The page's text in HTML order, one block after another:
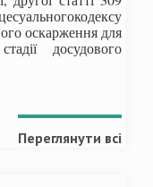
оскарження для
досудового
Переглянути всі